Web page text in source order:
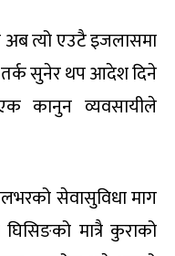
अब त्यो एउटै इजलासमा
सुनेर थप आदेश दिने
कानुन व्यवसायीले
सेवासुविधा माग
मात्रै कुराको